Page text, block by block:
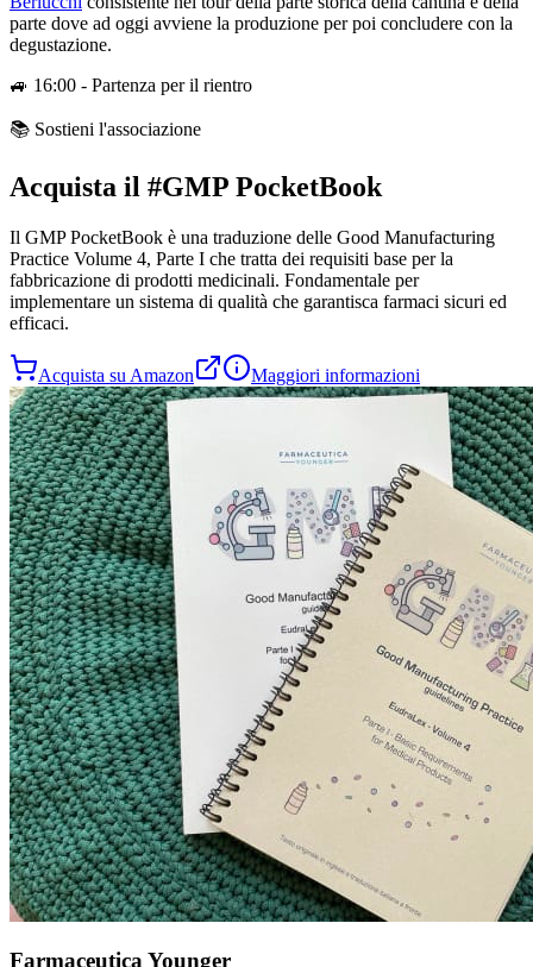
parte dove ad oggi avviene la produzione per poi concludere con la
degustazione.
🚙 16:00 - Partenza per il rientro
📚 Sostieni l'associazione
Acquista il #GMP PocketBook
Il GMP PocketBook è una traduzione delle Good Manufacturing
Practice Volume 4, Parte I che tratta dei requisiti base per la
fabbricazione di prodotti medicinali. Fondamentale per
implementare un sistema di qualità che garantisca farmaci sicuri ed
efficaci.
Acquista su Amazon Maggiori informazioni
Farmaceutica Younger